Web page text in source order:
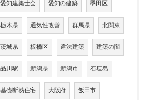
愛知建築士会 愛知の建築 墨田区
栃木県 通気性改善 群馬県 北関東
茨城県 板橋区 違法建築 建築の闇
品川駅 新潟県 新潟市 石垣島
基礎断熱住宅 大阪府 飯田市